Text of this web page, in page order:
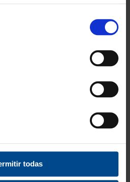
todas
MÁQUINA DE
80